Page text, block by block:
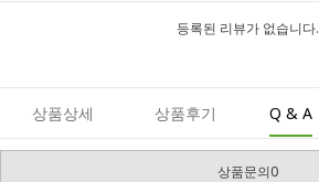
등록된 리뷰가 없습니다.
상품상세 상품후기 Q & A
상품문의0